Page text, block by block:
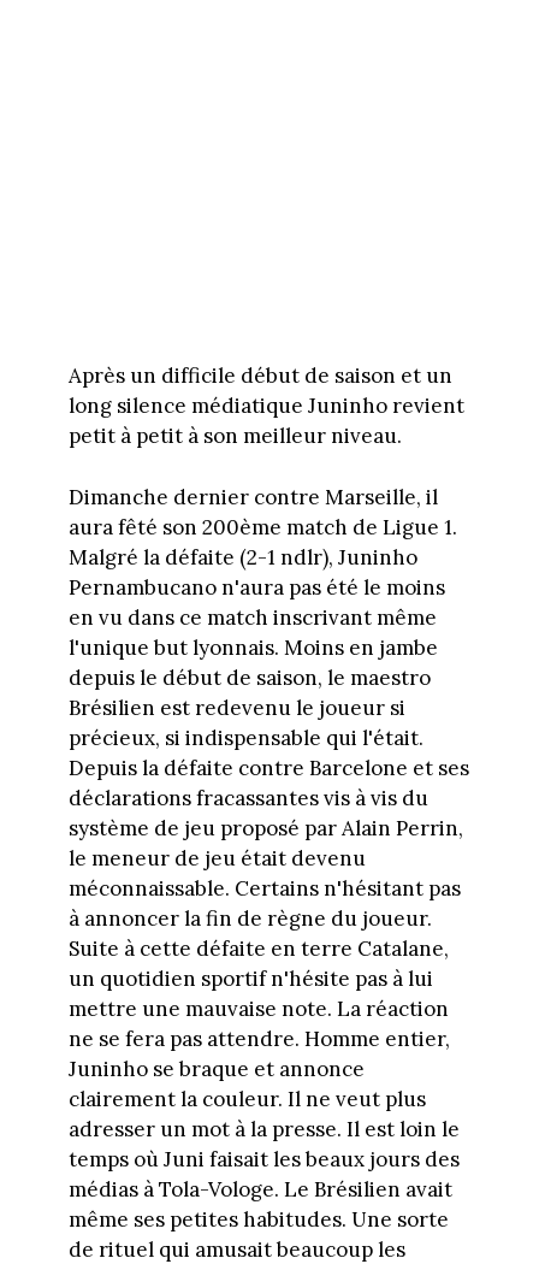
Après un difficile début de saison et un
long silence médiatique Juninho revient
petit à petit à son meilleur niveau.
Dimanche dernier contre Marseille, il
aura fêté son 200ème match de Ligue 1.
Malgré la défaite (2-1 ndlr), Juninho
Pernambucano n'aura pas été le moins
en vu dans ce match inscrivant même
l'unique but lyonnais. Moins en jambe
depuis le début de saison, le maestro
Brésilien est redevenu le joueur si
précieux, si indispensable qui l'était.
Depuis la défaite contre Barcelone et ses
déclarations fracassantes vis à vis du
système de jeu proposé par Alain Perrin,
le meneur de jeu était devenu
méconnaissable. Certains n'hésitant pas
à annoncer la fin de règne du joueur.
Suite à cette défaite en terre Catalane,
un quotidien sportif n'hésite pas à lui
mettre une mauvaise note. La réaction
ne se fera pas attendre. Homme entier,
Juninho se braque et annonce
clairement la couleur. Il ne veut plus
adresser un mot à la presse. Il est loin le
temps où Juni faisait les beaux jours des
médias à Tola-Vologe. Le Brésilien avait
même ses petites habitudes. Une sorte
de rituel qui amusait beaucoup les